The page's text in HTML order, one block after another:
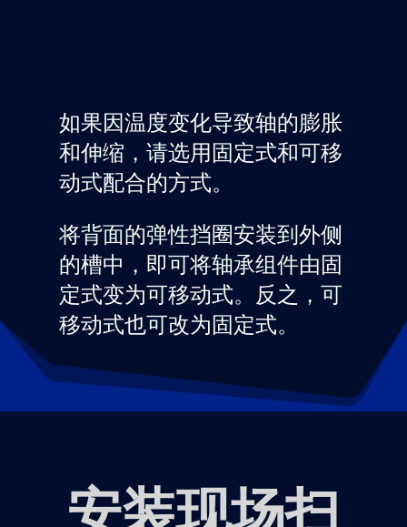
如果因温度变化导致轴的膨胀
和伸缩，请选用固定式和可移
动式配合的方式。
将背面的弹性挡圈安装到外侧
的槽中，即可将轴承组件由固
定式变为可移动式。反之，可
移动式也可改为固定式。
安装现场扫